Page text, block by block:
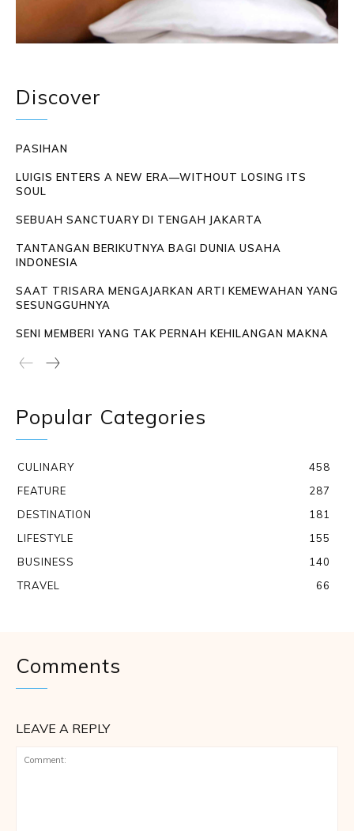
Discover
PASIHAN
LUIGIS ENTERS A NEW ERA—WITHOUT LOSING ITS
SOUL
SEBUAH SANCTUARY DI TENGAH JAKARTA
TANTANGAN BERIKUTNYA BAGI DUNIA USAHA
INDONESIA
SAAT TRISARA MENGAJARKAN ARTI KEMEWAHAN YANG
SESUNGGUHNYA
SENI MEMBERI YANG TAK PERNAH KEHILANGAN MAKNA
Popular Categories
CULINARY
458
FEATURE
287
DESTINATION
181
LIFESTYLE
155
BUSINESS
140
TRAVEL
66
Comments
LEAVE A REPLY